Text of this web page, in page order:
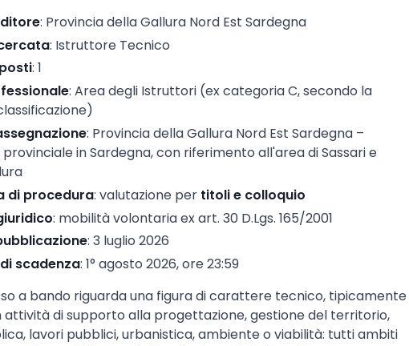
: Provincia della Gallura Nord Est Sardegna
: Istruttore Tecnico
: 1
: Area degli Istruttori (ex categoria C, secondo la
: Provincia della Gallura Nord Est Sardegna –
in Sardegna, con riferimento all'area di Sassari e
di procedura: valutazione per titoli e colloquio
: mobilità volontaria ex art. 30 D.Lgs. 165/2001
: 3 luglio 2026
scadenza: 1° agosto 2026, ore 23:59
a bando riguarda una figura di carattere tecnico, tipicamente
attività di supporto alla progettazione, gestione del territorio,
lavori pubblici, urbanistica, ambiente o viabilità: tutti ambiti